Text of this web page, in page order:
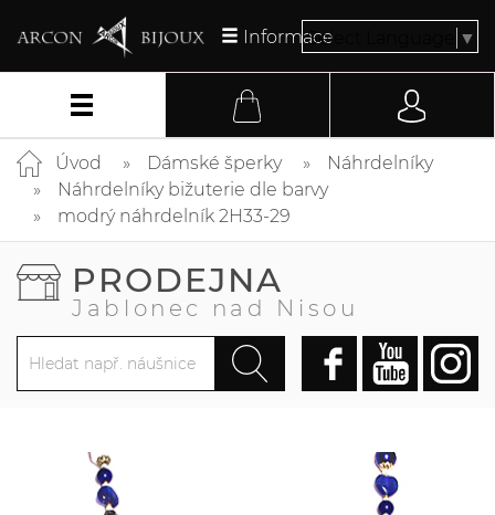
InformaceSelect Language ▼
Úvod Dámské šperky
Náhrdelníky
Náhrdelníky bižuterie dle barvy
modrý náhrdelník 2H33-29
PRODEJNA
Jablonec nad Nisou